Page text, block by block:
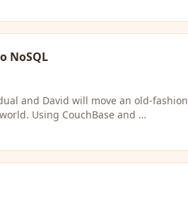
NoSQL
and David will move an old-fashion
Using CouchBase and …